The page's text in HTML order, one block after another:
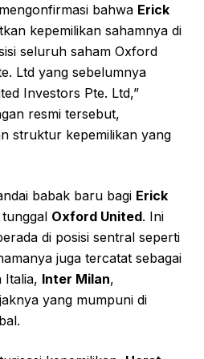
bahwa Erick
kepemilikan sahamnya di
seluruh saham Oxford
Ltd yang sebelumnya
Investors Pte. Ltd,”
resmi tersebut,
struktur kepemilikan yang
babak baru bagi Erick
Oxford United. Ini
di posisi sentral seperti
juga tercatat sebagai
Italia, Inter Milan,
yang mumpuni di